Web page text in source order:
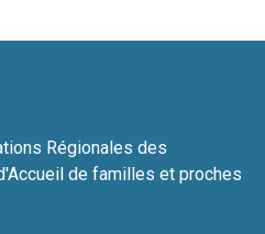
Régionales des
de familles et proches